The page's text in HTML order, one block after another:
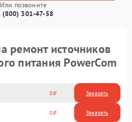
Или позвоните
(800) 301-47-58
ремонт источников
питания PowerCom
0 Заказать
0 Заказать